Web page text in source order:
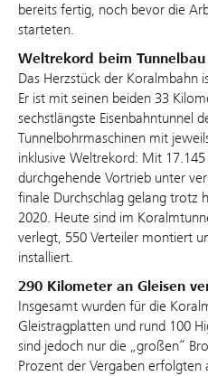
bereits fertig, noch bevor die
starteten.
Weltrekord beim Tunnelbau
Das Herzstück der Koralmbahn
Er ist mit seinen beiden 33
sechstlängste Eisenbahntunnel
Tunnelbohrmaschinen mit
inklusive Weltrekord: Mit
durchgehende Vortrieb unter
finale Durchschlag gelang trotz
2020. Heute sind im
verlegt, 550 Verteiler montiert
installiert.
290 Kilometer an Gleisen
Insgesamt wurden für die
Gleistragplatten und rund 100
sind jedoch nur die „großen“
Prozent der Vergaben erfolgten